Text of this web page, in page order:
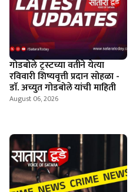
गोडबोले ट्रस्टच्या वतीने येत्या
रविवारी शिष्यवृत्ती प्रदान सोहळा -
डाॅ. अच्युत गोडबोले यांची माहिती
August 06, 2026